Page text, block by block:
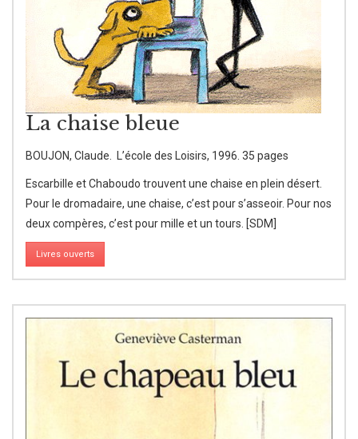
La chaise bleue
BOUJON, Claude. L’école des Loisirs, 1996. 35 pages
Escarbille et Chaboudo trouvent une chaise en plein désert.
Pour le dromadaire, une chaise, c’est pour s’asseoir. Pour nos
deux compères, c’est pour mille et un tours. [SDM]
Livres ouverts